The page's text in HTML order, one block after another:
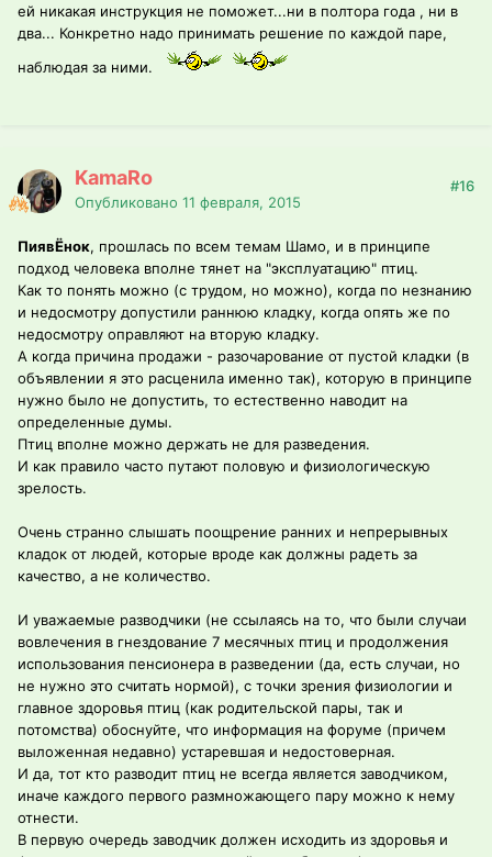
ей никакая инструкция не поможет...ни в полтора года , ни в
два... Конкретно надо принимать решение по каждой паре,
наблюдая за ними.
KamaRo
Опубликовано 11 февраля, 2015
#16
ПиявЁнок, прошлась по всем темам Шамо, и в принципе
подход человека вполне тянет на "эксплуатацию" птиц.
Как то понять можно (с трудом, но можно), когда по незнанию
и недосмотру допустили раннюю кладку, когда опять же по
недосмотру оправляют на вторую кладку.
А когда причина продажи - разочарование от пустой кладки (в
объявлении я это расценила именно так), которую в принципе
нужно было не допустить, то естественно наводит на
определенные думы.
Птиц вполне можно держать не для разведения.
И как правило часто путают половую и физиологическую
зрелость.
Очень странно слышать поощрение ранних и непрерывных
кладок от людей, которые вроде как должны радеть за
качество, а не количество.
И уважаемые разводчики (не ссылаясь на то, что были случаи
вовлечения в гнездование 7 месячных птиц и продолжения
использования пенсионера в разведении (да, есть случаи, но
не нужно это считать нормой), с точки зрения физиологии и
главное здоровья птиц (как родительской пары, так и
потомства) обоснуйте, что информация на форуме (причем
выложенная недавно) устаревшая и недостоверная.
И да, тот кто разводит птиц не всегда является заводчиком,
иначе каждого первого размножающего пару можно к нему
отнести.
В первую очередь заводчик должен исходить из здоровья и